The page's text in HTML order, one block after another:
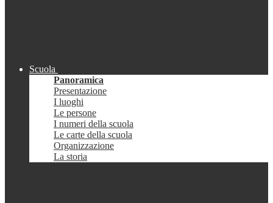
Scuola
Panoramica
Presentazione
I luoghi
Le persone
I numeri della scuola
Le carte della scuola
Organizzazione
La storia